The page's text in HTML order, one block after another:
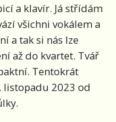
a klavír. Já střídám
všichni vokálem a
a tak si nás lze
až do kvartet. Tvář
Tentokrát
listopadu 2023 od